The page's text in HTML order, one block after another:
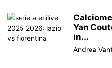
Yan
in...
Andrea